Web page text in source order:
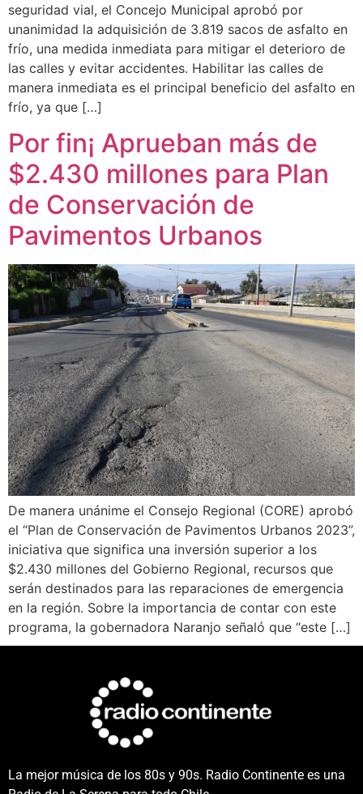
seguridad vial, el Concejo Municipal aprobó por
unanimidad la adquisición de 3.819 sacos de asfalto en
frío, una medida inmediata para mitigar el deterioro de
las calles y evitar accidentes. Habilitar las calles de
manera inmediata es el principal beneficio del asfalto en
frío, ya que […]
Por fin¡ Aprueban más de
$2.430 millones para Plan
de Conservación de
Pavimentos Urbanos
De manera unánime el Consejo Regional (CORE) aprobó
el “Plan de Conservación de Pavimentos Urbanos 2023”,
iniciativa que significa una inversión superior a los
$2.430 millones del Gobierno Regional, recursos que
serán destinados para las reparaciones de emergencia
en la región. Sobre la importancia de contar con este
programa, la gobernadora Naranjo señaló que “este […]
La mejor música de los 80s y 90s. Radio Continente es una